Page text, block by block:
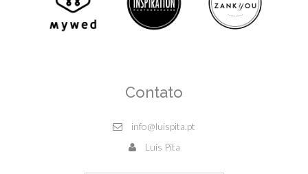
Contato
info@luispita.pt
Luís Pita